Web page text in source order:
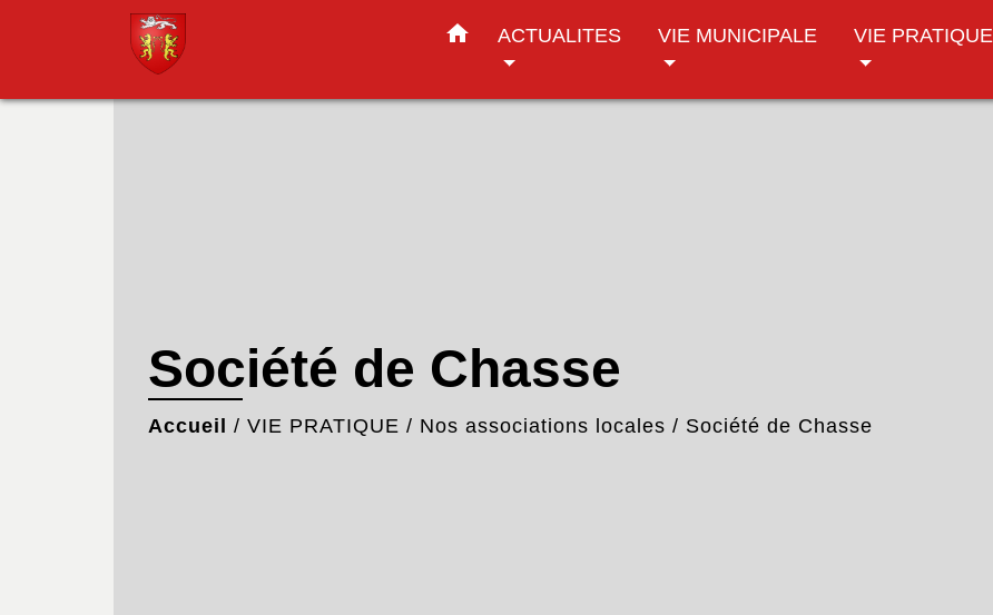
home ACTUALITES VIE MUNICIPALE VIE PRATIQUE
Société de Chasse
Accueil / VIE PRATIQUE / Nos associations locales / Société de Chasse